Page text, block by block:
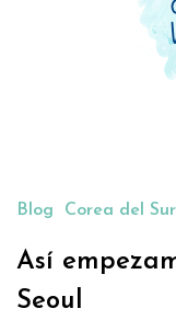
Blog Corea del Sur
Así
Seoul